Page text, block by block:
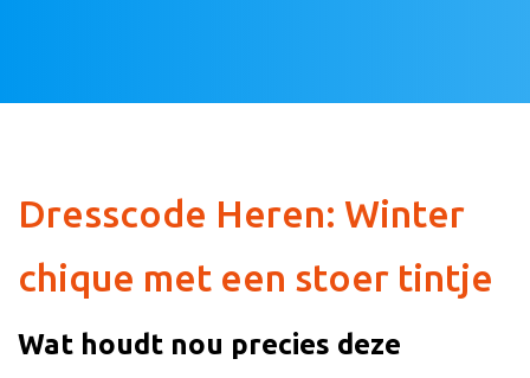
Dresscode Heren: Winter
chique met een stoer tintje
Wat houdt nou precies deze